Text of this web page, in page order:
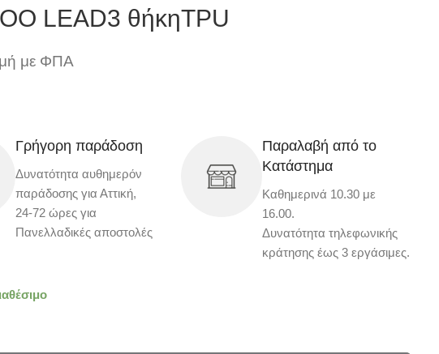
LEAD3 θήκηTPU
με ΦΠΑ
Γρήγορη παράδοση
Δυνατότητα αυθημερόν
παράδοσης για Αττική,
24-72 ώρες για
Πανελλαδικές αποστολές
Παραλαβή από το
Κατάστημα
Καθημερινά 10.30 με
16.00.
Δυνατότητα τηλεφωνικής
κράτησης έως 3 εργάσιμες.